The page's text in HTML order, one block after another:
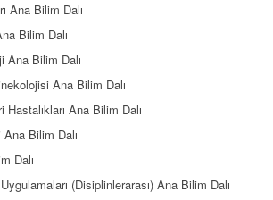
Ana Bilim Dalı
Bilim Dalı
Ana Bilim Dalı
Ana Bilim Dalı
Ana Bilim Dalı
Bilim Dalı
Dalı
(Disiplinlerarası) Ana Bilim Dalı